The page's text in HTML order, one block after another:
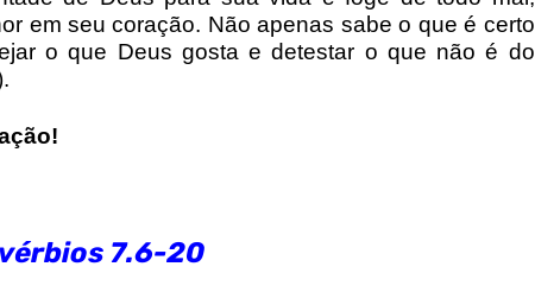
em seu coração. Não apenas sabe o que é certo
o que Deus gosta e detestar o que não é do
7.6-20